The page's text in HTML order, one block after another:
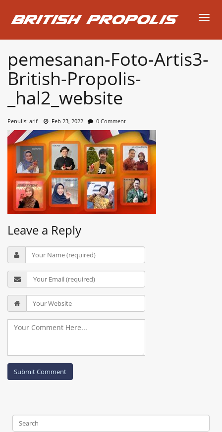
pemesanan-Foto-Artis3-
British-Propolis-
_hal2_website
Penulis: arif Feb 23, 2022 0 Comment
Leave a Reply